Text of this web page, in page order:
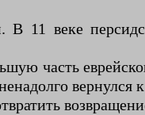
11 веке
часть
вернулся